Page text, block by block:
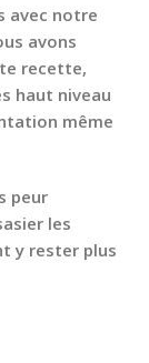
avec notre
avons
recette,
haut niveau
même
peur
les
y rester plus